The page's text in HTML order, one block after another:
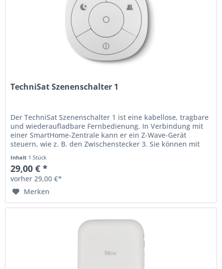
TechniSat Szenenschalter 1
Der TechniSat Szenenschalter 1 ist eine kabellose, tragbare
und wiederaufladbare Fernbedienung. In Verbindung mit
einer SmartHome-Zentrale kann er ein Z-Wave-Gerät
steuern, wie z. B. den Zwischenstecker 3. Sie können mit
Inhalt 1 Stück
29,00 € *
vorher 29,00 €*
Merken